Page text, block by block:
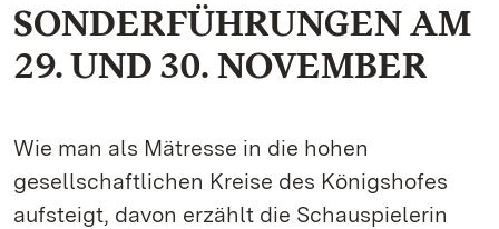
SONDERFÜHRUNGEN AM
29. UND 30. NOVEMBER
Wie man als Mätresse in die hohen
gesellschaftlichen Kreise des Königshofes
aufsteigt, davon erzählt die Schauspielerin